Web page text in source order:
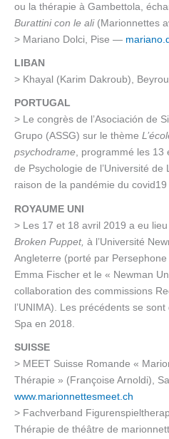
ou la thérapie à Gambettola,
Burattini con le ali(Marionnettes
> Mariano Dolci, Pise —
LIBAN
> Khayal (Karim Dakroub),
PORTUGAL
> Le congrès de l’Asociación de
Grupo (ASSG) sur le thème
psychodrame, programmé les 13
de Psychologie de l’Université
raison de la pandémie du
ROYAUME UNI
> Les 17 et 18 avril 2019 a eu
Broken Puppet, à l’Université
Angleterre (porté par
Emma Fischer et le « Newman
collaboration des commissions
l’UNIMA). Les précédents se
Spa en 2018.
SUISSE
> MEET Suisse Romande «
Thérapie » (Françoise Arnoldi),
www.marionnettesmeet.ch
> Fachverband
Thérapie de théâtre de